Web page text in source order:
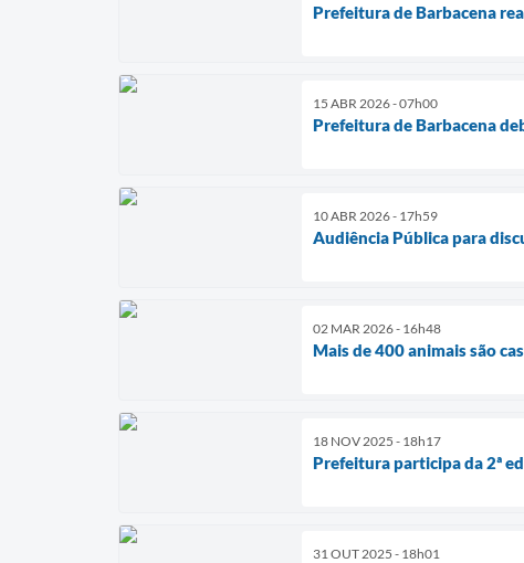
Prefeitura de Barbacena
15 ABR 2026 - 07h00
Prefeitura de Barbacena
10 ABR 2026 - 17h59
Audiência Pública para
02 MAR 2026 - 16h48
Mais de 400 animais são
18 NOV 2025 - 18h17
Prefeitura participa da 2ª
31 OUT 2025 - 18h01